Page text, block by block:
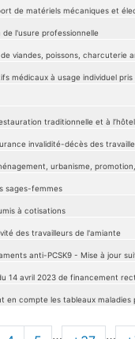
de matériels mécaniques et
l'usure professionnelle
viandes, poissons,
médicaux à usage individuel
traditionnelle et à
invalidité-décès des
urbanisme,
sages-femmes
à cotisations
des travailleurs de l'amiante
anti-PCSK9 - Mise à jour
14 avril 2023 de financement
compte les tableaux maladies
… …